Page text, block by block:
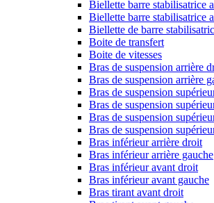
Biellette barre stabilisatrice
Biellette barre stabilisatrice
Biellette de barre
Boite de transfert
Boite de vitesses
Bras de suspension arrière
Bras de suspension arrière
Bras de suspension
Bras de suspension
Bras de suspension
Bras de suspension
Bras inférieur arrière droit
Bras inférieur arrière gauche
Bras inférieur avant droit
Bras inférieur avant gauche
Bras tirant avant droit